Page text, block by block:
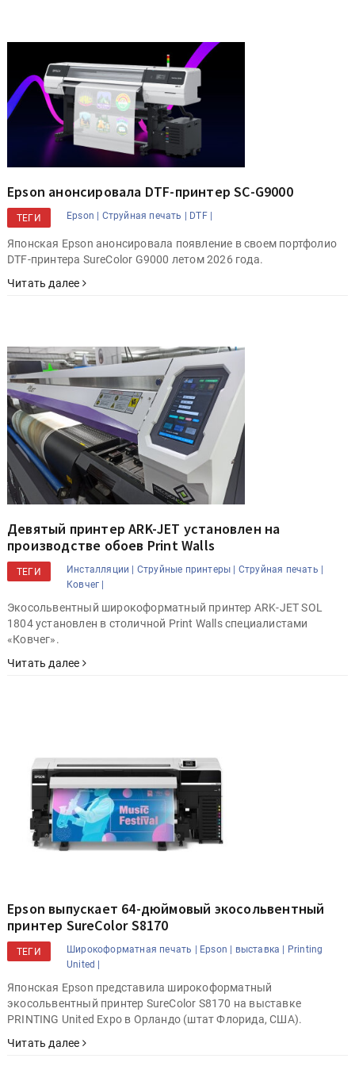
Epson анонсировала DTF-принтер SС-G9000
ТЕГИ Epson | Струйная печать | DTF |
Японская Epson анонсировала появление в своем портфолио
DTF-принтера SureColor G9000 летом 2026 года.
Читать далее
Девятый принтер ARK-JET установлен на
производстве обоев Print Walls
ТЕГИ Инсталляции | Струйные принтеры |
Струйная печать |
Ковчег |
Экосольвентный широкоформатный принтер ARK-JET SOL
1804 установлен в столичной Print Walls специалистами
«Ковчег».
Читать далее
Epson выпускает 64-дюймовый экосольвентный
принтер SureColor S8170
ТЕГИ Широкоформатная печать | Epson | выставка |
Printing
United |
Японская Epson представила широкоформатный
экосольвентный принтер SureColor S8170 на выставке
PRINTING United Expo в Орландо (штат Флорида, США).
Читать далее